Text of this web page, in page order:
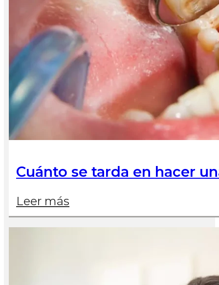
Cuánto se tarda en hacer
Leer más